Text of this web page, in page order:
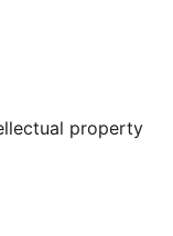
property